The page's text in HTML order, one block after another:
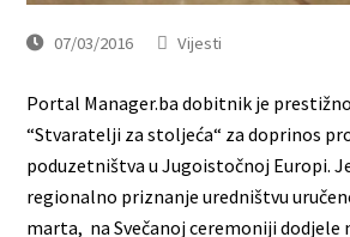
07/03/2016 Vijesti
Portal Manager.ba dobitnik je
“Stvaratelji za stoljeća“ za doprinos
poduzetništva u Jugoistočnoj Europi.
regionalno priznanje uredništvu
marta, na Svečanoj ceremoniji dodjele